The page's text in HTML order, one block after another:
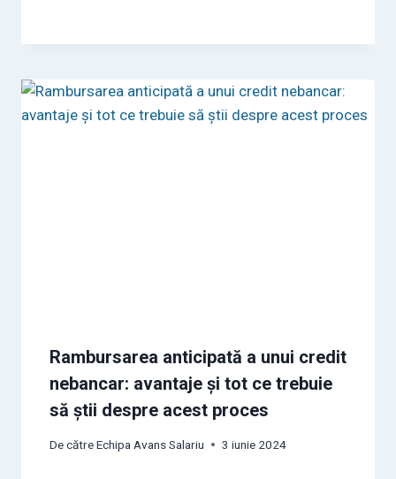
Rambursarea anticipată a unui credit
nebancar: avantaje și tot ce trebuie
să știi despre acest proces
De cătreEchipa Avans Salariu 3 iunie 2024